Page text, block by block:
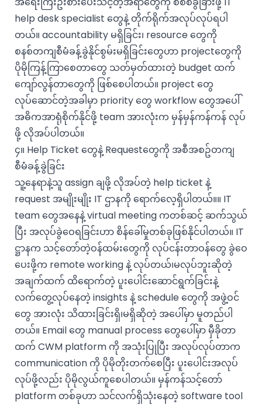
help desk specialist တွေနဲ့ တိုက်ရိုက်အလုပ်လုပ်ရပါ
တယ်။ accountability မရှိခြင်း၊ resource တွေကို
စနစ်တကျစီမံခန့်ခွဲနိုင်စွမ်းမရှိခြင်းတွေဟာ projectတွေကို
ပိုမိုကြန့်ကြာစေတာတွေ သတ်မှတ်ထားတဲ့ budget ထက်
ကျော်လွန်တာတွေကို ဖြစ်စေပါတယ်။ project တွေ
လုပ်ဆောင်တဲ့အခါမှာ priority တွေ workflow တွေအပေါ်
အဓိကအာရုံစိုက်နိုင်ဖို့ team အားလုံးက မှန်မှန်ကန်ကန် လုပ်
ဖို့ လိုအပ်ပါတယ်။
၄။ Help Ticket တွေနဲ့ Requestတွေကို အစီအစဥ်တကျ
စီမံခန့်ခွဲခြင်း
သူ့နေရာနဲ့သူ assign ချဖို့ လိုအပ်တဲ့ help ticket နဲ့
request အမျိုးမျိုး IT ဌာနကို ရောက်လေ့ရှိပါတယ်။။ IT
team တွေအနေနဲ့ virtual meeting ကတစ်ဆင့် ဆက်သွယ်
ပြီး အလုပ်ခွဲဝေရခြင်းဟာ စိန်ခေါ်မှုတစ်ခုဖြစ်နိုင်ပါတယ်။ IT
ဋ္ဌာနက သင့်တော်တဲ့ဝန်ထမ်းတွေကို လုပ်ငန်းတာဝန်တွေ ခွဲဝေ
ပေးဖို့က remote working နဲ့ လုပ်တယ်၊မလုပ်ဘူးဆိုတဲ့
အချက်ထက် ထိရောက်တဲ့ ပူးပေါင်းဆောင်ရွက်ခြင်းနဲ့
လက်တွေ့လုပ်နေတဲ့ insights နဲ့ schedule တွေကို အဖွဲ့ဝင်
တွေ အားလုံး သိထားခြင်းရှိ၊မရှိဆိုတဲ့ အပေါ်မှာ မူတည်ပါ
တယ်။ Email တွေ manual process တွေပေါ်မှာ မှီခိုတာ
ထက် CWM platform ကို အသုံးပြုပြီး အလုပ်လုပ်တာက
communication ကို ပိုမိုတိုးတက်စေပြီး ပူးပေါင်းအလုပ်
လုပ်ဖို့လည်း ပိုမိုလွယ်ကူစေပါတယ်။ မှန်ကန်သင့်တော်
platform တစ်ခုဟာ သင်လက်ရှိသုံးနေတဲ့ software tool